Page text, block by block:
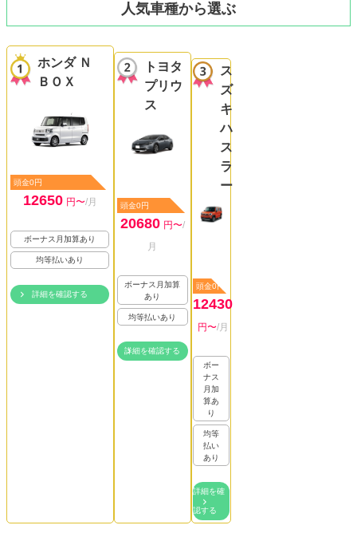
人気車種から選ぶ
ホンダ Ｎ
ＢＯＸ
頭金0円
12650 円〜/月
ボーナス月加算あり
均等払いあり
詳細を確認する
トヨタ
プリウ
ス
頭金0円
20680 円〜/
月
ボーナス月加算
あり
均等払いあり
詳細を確認する
ス
ズ
キ
ハ
ス
ラ
ー
頭金0円
12430
円〜/月
ボー
ナス
月加
算あ
り
均等
払い
あり
詳細を確
認する